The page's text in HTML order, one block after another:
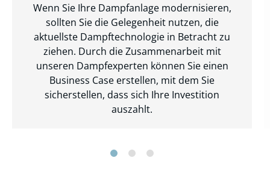
Wenn Sie Ihre Dampfanlage modernisieren,
sollten Sie die Gelegenheit nutzen, die
aktuellste Dampftechnologie in Betracht zu
ziehen. Durch die Zusammenarbeit mit
unseren Dampfexperten können Sie einen
Business Case erstellen, mit dem Sie
sicherstellen, dass sich Ihre Investition
auszahlt.